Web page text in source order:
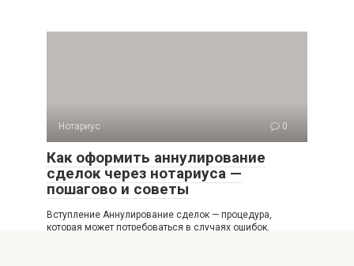
Нотариус 0
Как оформить аннулирование
сделок через нотариуса —
пошагово и советы
Вступление Аннулирование сделок — процедура,
которая может потребоваться в случаях ошибок,